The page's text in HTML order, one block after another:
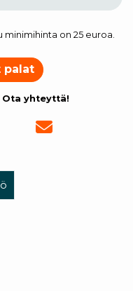
on 25 euroa.
palat
yhteyttä!